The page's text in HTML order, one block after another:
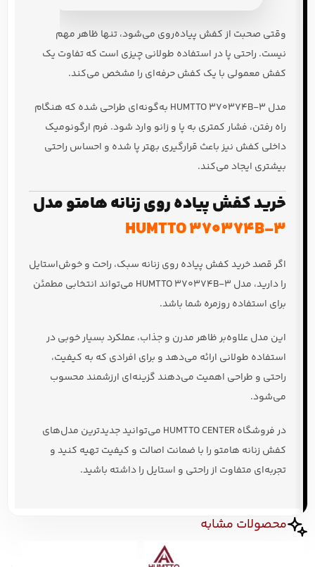
وقتی صحبت از کفش پیاده‌روی می‌شود، تنها ظاهر مهم
نیست. راحتی پا در استفاده طولانی چیزی است که تفاوت یک
کفش معمولی با یک کفش حرفه‌ای را مشخص می‌کند.
مدل HUMTTO 370374B-3 به‌گونه‌ای طراحی شده که هنگام
راه رفتن، فشار کمتری به پا و زانو وارد شود. فرم ارگونومیک
داخلی کفش نیز باعث قرارگیری بهتر پا شده و احساس راحتی
بیشتری ایجاد می‌کند.
خرید کفش پیاده روی زنانه هامتو مدل
HUMTTO 370374B-3
اگر قصد خرید کفش پیاده روی زنانه سبک، راحت و خوش‌استایل
را دارید، مدل HUMTTO 370374B-3 می‌تواند انتخابی مطمئن
برای استفاده روزمره شما باشد.
این مدل علاوه‌بر ظاهر مدرن و جذاب، عملکرد بسیار خوبی در
استفاده طولانی ارائه می‌دهد و برای افرادی که به کیفیت،
راحتی و طراحی اهمیت می‌دهند گزینه‌ای ارزشمند محسوب
می‌شود.
در فروشگاه HUMTTO CENTER می‌توانید جدیدترین مدل‌های
کفش زنانه هامتو را با ضمانت اصالت و کیفیت تهیه کنید و
تجربه‌ای متفاوت از راحتی و استایل را داشته باشید.
محصولات مشابه